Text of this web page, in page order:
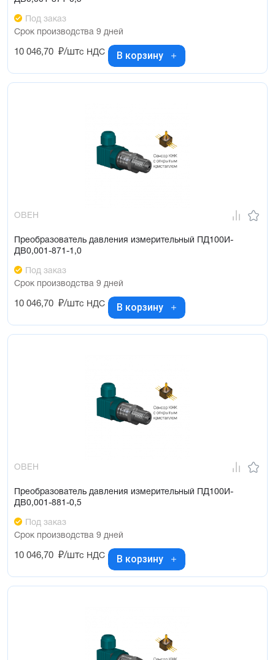
Под заказ
Срок производства 9 дней
10 046,70 ₽/штс НДС В корзину
ОВЕН
Преобразователь давления измерительный ПД100И-
ДВ0,001-871-1,0
Под заказ
Срок производства 9 дней
10 046,70 ₽/штс НДС В корзину
ОВЕН
Преобразователь давления измерительный ПД100И-
ДВ0,001-881-0,5
Под заказ
Срок производства 9 дней
10 046,70 ₽/штс НДС В корзину